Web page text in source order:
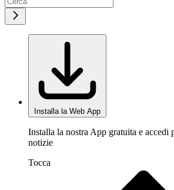
Installa la Web App
Installa la nostra App gratuita e accedi
notizie
Tocca